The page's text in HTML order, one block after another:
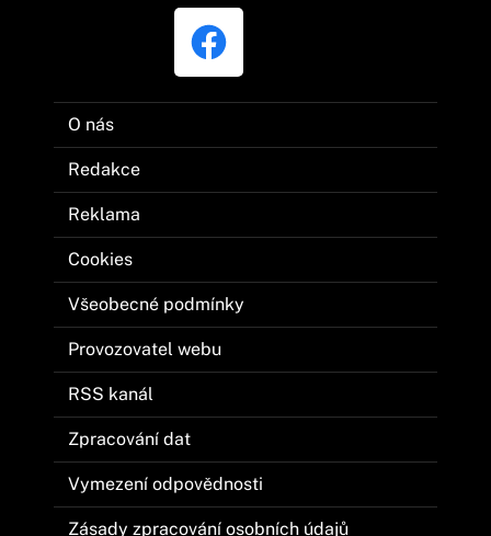
O nás
Redakce
Reklama
Cookies
Všeobecné podmínky
Provozovatel webu
RSS kanál
Zpracování dat
Vymezení odpovědnosti
Zásady zpracování osobních údajů